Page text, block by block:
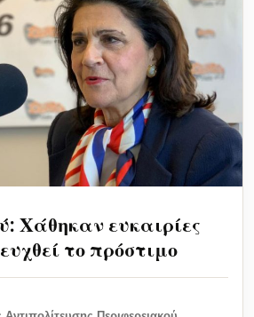
Χάθηκαν ευκαιρίες
το πρόστιμο